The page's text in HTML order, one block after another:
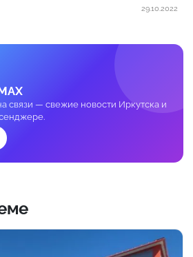
29.10.2022
связи — свежие новости Иркутска и